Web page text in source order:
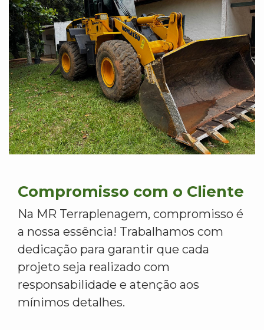
Compromisso com o Cliente
Na MR Terraplenagem, compromisso é
a nossa essência! Trabalhamos com
dedicação para garantir que cada
projeto seja realizado com
responsabilidade e atenção aos
mínimos detalhes.